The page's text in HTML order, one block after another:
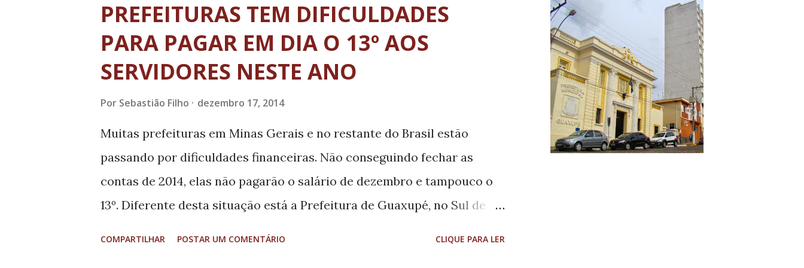
Auto de Natal Estrela, Estrela da vizinha cidade de Poços de Caldas,
composta pelos músicos: Wolf Borges, Jucilene Buosi, Vagner Anacleto
(nosso querido e excepcional músico Vaguinho), Deivid Santos e Livia
Miranda.
PREFEITURAS TEM DIFICULDADES
PARA PAGAR EM DIA O 13º AOS
SERVIDORES NESTE ANO
Por Sebastião Filho dezembro 17, 2014
Muitas prefeituras em Minas Gerais e no restante do Brasil estão
passando por dificuldades financeiras. Não conseguindo fechar as
contas de 2014, elas não pagarão o salário de dezembro e tampouco o
13º. Diferente desta situação está a Prefeitura de Guaxupé, no Sul de
COMPARTILHAR POSTAR UM COMENTÁRIO CLIQUE PARA LER